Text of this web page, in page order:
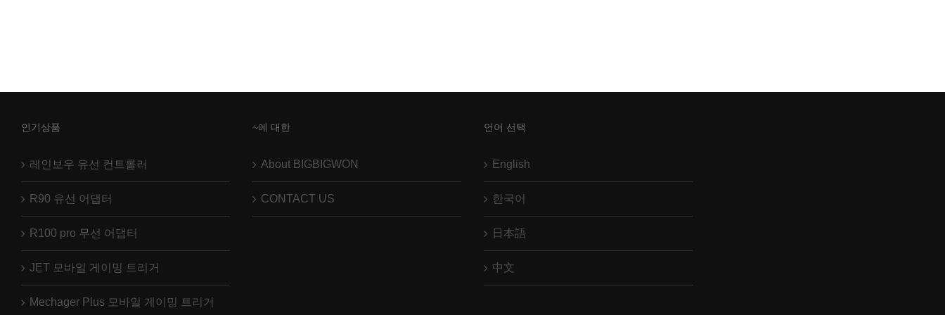
인기상품
레인보우 유선 컨트롤러
R90 유선 어댑터
R100 pro 무선 어댑터
JET 모바일 게이밍 트리거
Mechager Plus 모바일 게이밍 트리거
~에 대한
About BIGBIGWON
CONTACT US
언어 선택
English
한국어
日本語
中文